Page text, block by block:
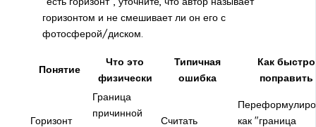
горизонтом и не смешивает ли он его с
фотосферой/диском.
Понятие
Что это
физически
Типичная
ошибка
Как быстро
поправить
Горизонт
Граница
причинной
Считать
как "граница